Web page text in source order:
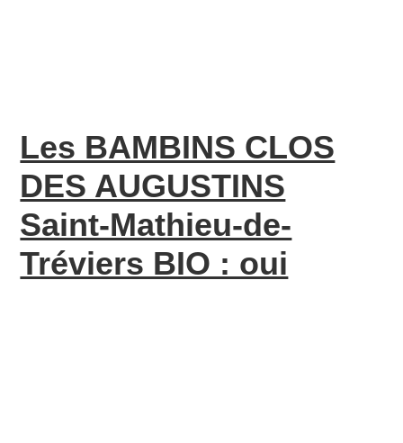
Les BAMBINS CLOS
DES AUGUSTINS
Saint-Mathieu-de-
Tréviers BIO : oui